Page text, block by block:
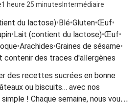
1 heure 25 minutes Intermédiaire
du lactose)•Blé•Gluten•Œuf•
•Lait (contient du lactose)•Œuf•
•Arachides•Graines de sésame•
contenir des traces d'allergènes
des recettes sucrées en bonne
ou biscuits… avec nos
! Chaque semaine, nous vous